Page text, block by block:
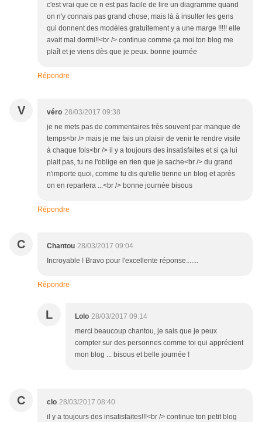
c'est vrai que ce n est pas facile de lire un diagramme quand
on n'y connais pas grand chose, mais là à insulter les gens
qui donnent des modèles gratuitement y a une marge !!!!! elle
avait mal dormi!!<br /> continue comme ça moi ton blog me
plaît et je viens dès que je peux. bonne journée
Répondre
V véro 28/03/2017 09:38
je ne mets pas de commentaires très souvent par manque de
temps<br /> mais je me fais un plaisir de venir te rendre visite
à chaque fois<br /> il y a toujours des insatisfaites et si ça lui
plait pas, tu ne l'oblige en rien que je sache<br /> du grand
n'importe quoi, comme tu dis qu'elle tienne un blog et après
on en reparlera ...<br /> bonne journée bisous
Répondre
C Chantou 28/03/2017 09:04
Incroyable ! Bravo pour l'excellente réponse.......
Répondre
L Lolo 28/03/2017 09:14
merci beaucoup chantou, je sais que je peux
compter sur des personnes comme toi qui apprécient
mon blog ... bisous et belle journée !
C clo 28/03/2017 08:40
il y a toujours des insatisfaites!!!<br /> continue ton petit blog